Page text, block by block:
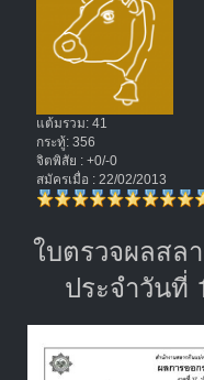
แต้มรวม: 41
กระทู้: 356
จิตพิสัย : +0/-0
สมัครเมื่อ : 22/02/2013
ใบตรวจผลสล
ประจำวันที่